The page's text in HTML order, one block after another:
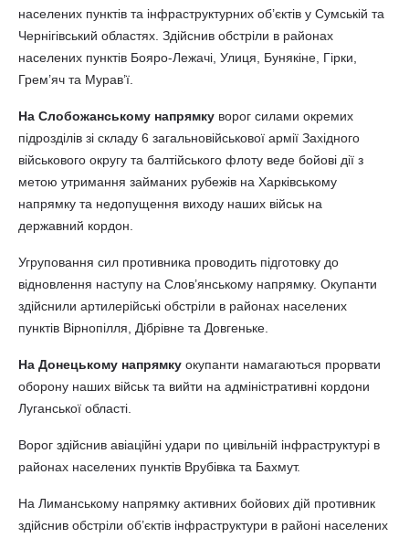
населених пунктів та інфраструктурних об’єктів у Сумській та
Чернігівський областях. Здійснив обстріли в районах
населених пунктів Бояро-Лежачі, Улиця, Бунякіне, Гірки,
Грем’яч та Мурав’ї.
На Слобожанському напрямку ворог силами окремих
підрозділів зі складу 6 загальновійськової армії Західного
військового округу та балтійського флоту веде бойові дії з
метою утримання займаних рубежів на Харківському
напрямку та недопущення виходу наших військ на
державний кордон.
Угруповання сил противника проводить підготовку до
відновлення наступу на Слов’янському напрямку. Окупанти
здійснили артилерійські обстріли в районах населених
пунктів Вірнопілля, Дібрівне та Довгеньке.
На Донецькому напрямку окупанти намагаються прорвати
оборону наших військ та вийти на адміністративні кордони
Луганської області.
Ворог здійснив авіаційні удари по цивільній інфраструктурі в
районах населених пунктів Врубівка та Бахмут.
На Лиманському напрямку активних бойових дій противник
здійснив обстріли об’єктів інфраструктури в районі населених